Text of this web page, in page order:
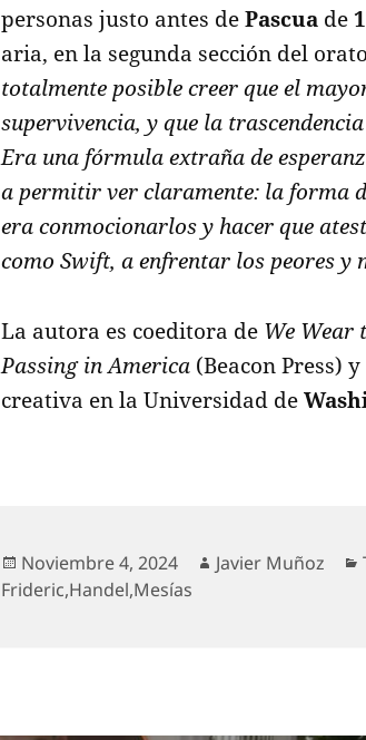
personas justo antes dePascua de
aria, en la segunda sección del
totalmente posible creer que el
supervivencia, y que la
Era una fórmula extraña de
a permitir ver claramente: la forma
era conmocionarlos y hacer que
como Swift, a enfrentar los peores y
La autora es coeditora de We Wear
Passing in America (Beacon Press)
creativa en la Universidad de
Publicado
el
Noviembre 4, 2024 Autor
Javier Muñoz
Frideric,Handel,Mesías